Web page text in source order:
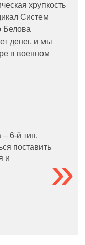
хрупкость
Систем
Белова
денег, и мы
в военном
6-й тип.
поставить
и